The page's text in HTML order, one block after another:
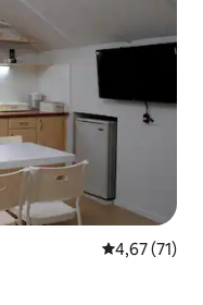
4,67 de uma
4,67 (71)